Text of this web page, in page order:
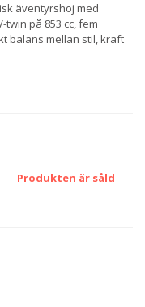
äventyrshoj med
på 853 cc, fem
balans mellan stil, kraft
Produkten är såld